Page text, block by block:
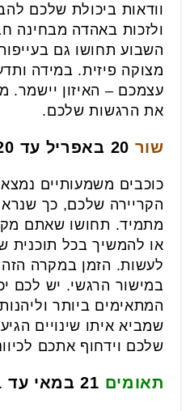
וודאות ביכולת שלכם
ולזכות באהדה מבחינה
השבוע תחושו גם
מצוקה פיזית. במידה
עצמכם – האיזון יישמר.
את הרגשות שלכם.
שור 20 באפריל עד 20 במאי
כוכבים משמעותיים
הקריירה שלכם, כך
מתמיד. תחושו שאתם
או להמשיך בכל תוכנית
לעשות. הזמן במקרה
במישור הרגשי. יש לכם
המתאימים ביותר
שמביא איתו שינויים
שלכם וידחוף אתכם
תאומים 21 במאי עד 21 ביוני